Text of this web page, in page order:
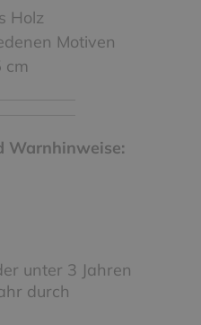
Holz
Motiven
cm
Warnhinweise:
unter 3 Jahren
durch